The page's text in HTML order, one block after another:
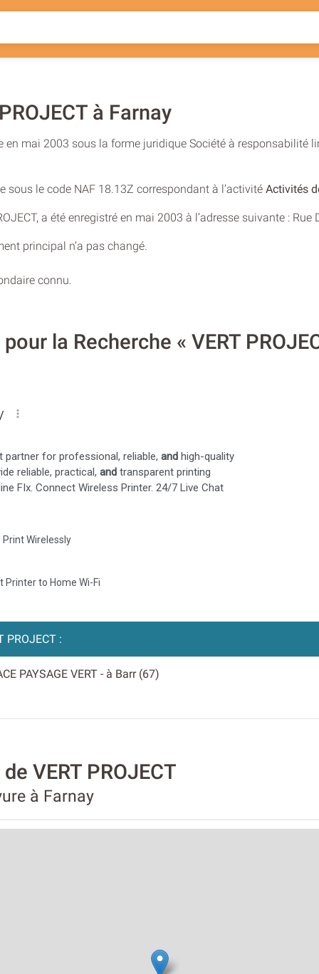
à Farnay
en mai 2003 sous la forme juridique Société à responsabilité
sous le code NAF 18.13Z correspondant à l’activité Activités
a été enregistré en mai 2003 à l’adresse suivante : Rue
principal n’a pas changé.
connu.
la Recherche « VERT
PROJECT :
PAYSAGE VERT - à Barr (67)
VERT PROJECT
à Farnay